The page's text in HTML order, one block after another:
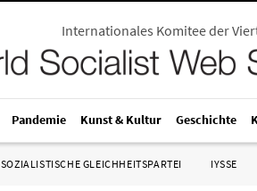
Internationales Komitee der
Pandemie Kunst & Kultur Geschichte
SOZIALISTISCHE GLEICHHEITSPARTEI IYSSE